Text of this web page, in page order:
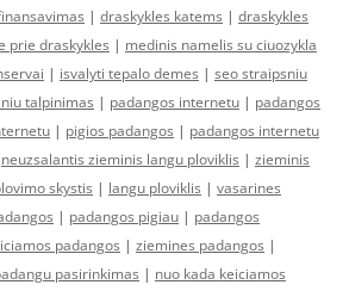
| draskykles katems | draskykles
prie draskykles | medinis namelis su ciuozykla
| isvalyti tepalo demes | seo straipsniu
talpinimas | padangos internetu | padangos
| pigios padangos | padangos internetu
neuzsalantis zieminis langu ploviklis | zieminis
skystis | langu ploviklis | vasarines
| padangos pigiau | padangos
padangos | ziemines padangos |
pasirinkimas | nuo kada keiciamos